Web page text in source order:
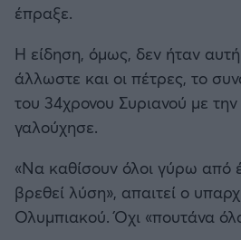
έπραξε.
Η είδηση, όμως, δεν ήταν
άλλωστε και οι πέτρες, το
του 34χρονου Συριανού με
γαλούχησε.
«Να καθίσουν όλοι γύρω από
βρεθεί λύση», απαιτεί ο
Ολυμπιακού. Όχι «πουτάνα